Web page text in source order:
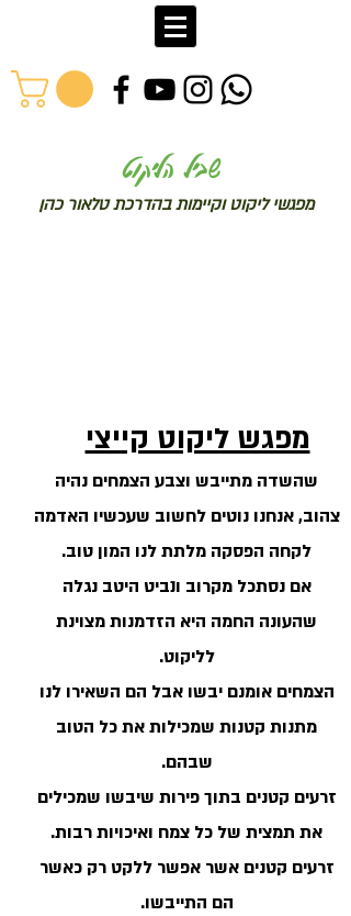
שביל הליקוט
מפגשי ליקוט וקיימות בהדרכת טלאור כהן
מפגש ליקוט קייצי
שהשדה מתייבש וצבע הצמחים נהיה
צהוב, אנחנו נוטים לחשוב שעכשיו האדמה
לקחה הפסקה מלתת לנו המון טוב.
אם נסתכל מקרוב ונביט היטב נגלה
שהעונה החמה היא הזדמנות מצוינת
לליקוט.
הצמחים אומנם יבשו אבל הם השאירו לנו
מתנות קטנות שמכילות את כל הטוב
שבהם.
זרעים קטנים בתוך פירות שיבשו שמכילים
את תמצית של כל צמח ואיכויות רבות.
זרעים קטנים אשר אפשר ללקט רק כאשר
הם התייבשו.